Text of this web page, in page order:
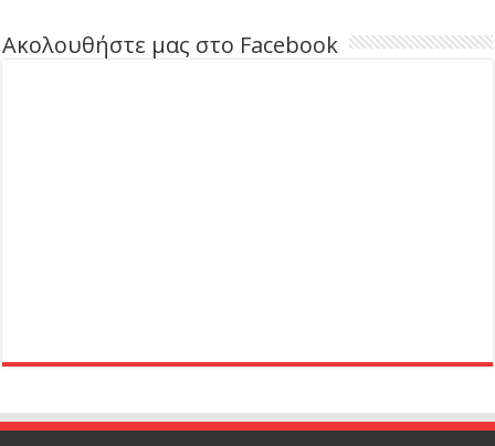
Ακολουθήστε μας στο Facebook